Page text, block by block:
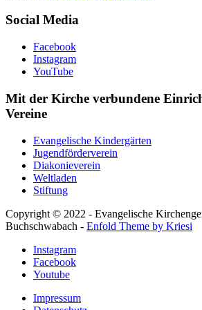
Social Media
Facebook
Instagram
YouTube
Mit der Kirche verbundene
Vereine
Evangelische Kindergärten
Jugendförderverein
Diakonieverein
Weltladen
Stiftung
Copyright © 2022 - Evangelische
Buchschwabach - Enfold Theme by Kriesi
Instagram
Facebook
Youtube
Impressum